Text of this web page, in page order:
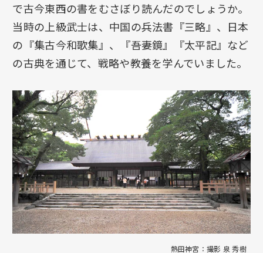
で古今東西の書をむさぼり読んだのでしょうか。
当時の上級武士は、中国の兵法書『三略』、日本
の『集古今和歌集』、『吾妻鏡』『太平記』など
の古典を通じて、戦略や教養を学んでいました。
熱田神宮：撮影 泉 秀樹